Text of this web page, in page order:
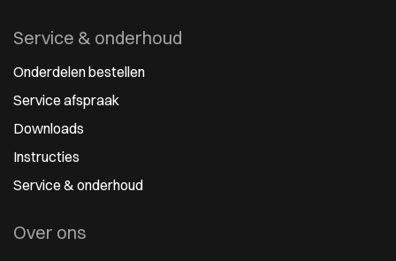
Service & onderhoud
Onderdelen bestellen
Service afspraak
Downloads
Instructies
Service & onderhoud
Over ons